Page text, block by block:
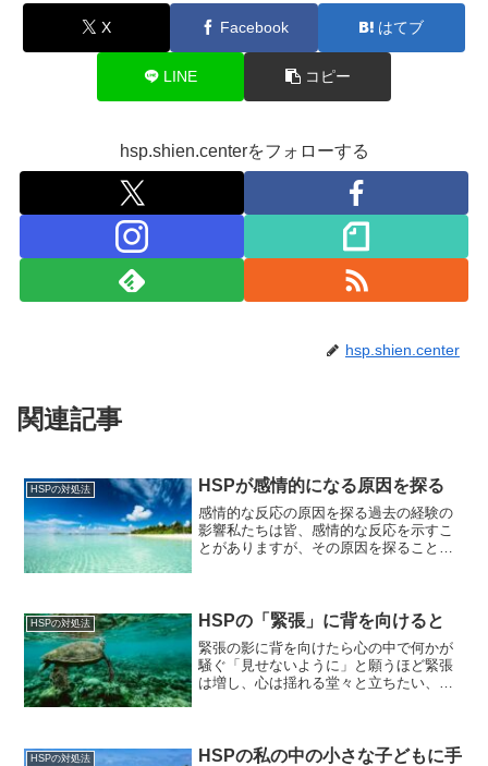
X Facebook はてブ
LINE コピー
hsp.shien.centerをフォローする
hsp.shien.center
関連記事
HSPの対処法 HSPが感情的になる原因を探る
感情的な反応の原因を探る過去の経験の
影響私たちは皆、感情的な反応を示すこ
とがありますが、その原因を探ることは
ん。HSP（Highly ...
HSPの対処法 HSPの「緊張」に背を向けると
緊張の影に背を向けたら心の中で何かが
騒ぐ「見せないように」と願うほど緊張
は増し、心は揺れる堂々と立ちたい、自
まい「言ってはいけない」と...
HSPの対処法
HSPの私の中の小さな子どもに手